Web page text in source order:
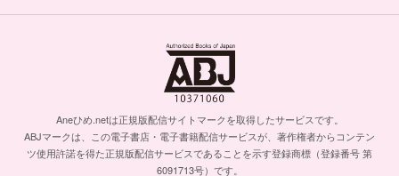
Aneひめ.netは正規版配信サイトマークを取得したサービスです。
ABJマークは、この電子書店・電子書籍配信サービスが、著作権者からコンテン
ツ使用許諾を得た正規版配信サービスであることを示す登録商標（登録番号 第
6091713号）です。